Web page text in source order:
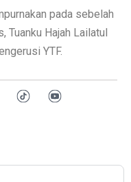
pada sebelah
Tuanku Hajah Lailatul
YTF.